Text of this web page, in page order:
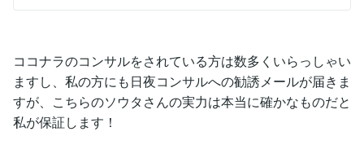
ココナラのコンサルをされている方は数多くいらっしゃい
ますし、私の方にも日夜コンサルへの勧誘メールが届きま
すが、こちらのソウタさんの実力は本当に確かなものだと
私が保証します！